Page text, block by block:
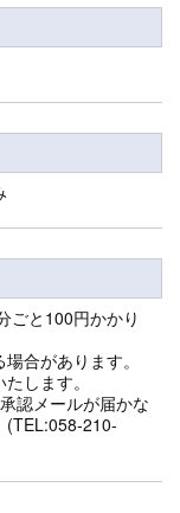
ごと100円かかり
合があります。
します。
認メールが届かな
(TEL:058-210-